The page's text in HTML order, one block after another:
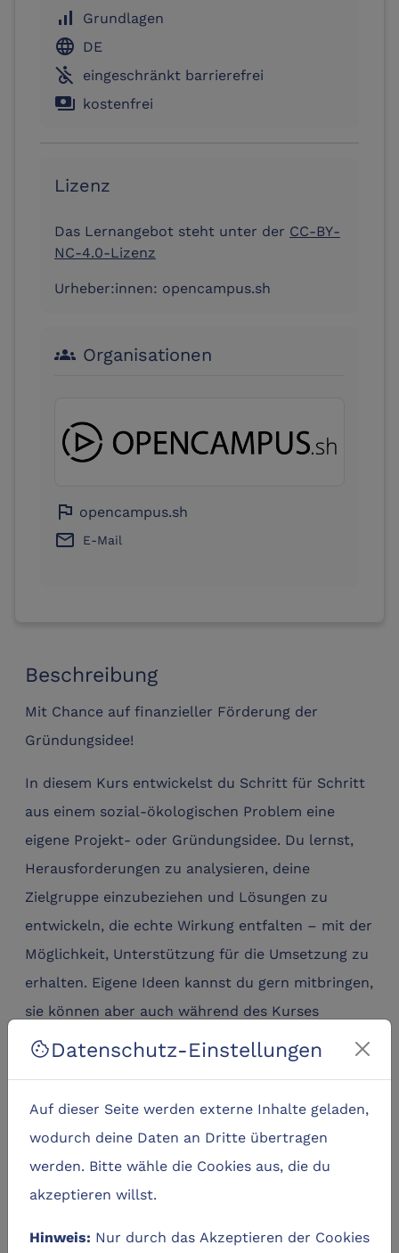
cookieDatenschutz-Einstellungen
Auf dieser Seite werden externe Inhalte geladen,
wodurch deine Daten an Dritte übertragen
werden. Bitte wähle die Cookies aus, die du
akzeptieren willst.
Hinweis: Nur durch das Akzeptieren der Cookies
Beschreibung
Mit Chance auf finanzieller Förderung der
Gründungsidee!
In diesem Kurs entwickelst du Schritt für Schritt
aus einem sozial-ökologischen Problem eine
eigene Projekt- oder Gründungsidee. Du lernst,
Herausforderungen zu analysieren, deine
Zielgruppe einzubeziehen und Lösungen zu
entwickeln, die echte Wirkung entfalten – mit der
Möglichkeit, Unterstützung für die Umsetzung zu
erhalten. Eigene Ideen kannst du gern mitbringen,
sie können aber auch während des Kurses
entstehen.
Lernziele:
Grundlagen zu Geschäftsmodellentwicklung,
Marketing, Gründung und Steuern.
Eine Idee für ein Startup mithilfe des Lean-
Startup-Ansatzes zu konkretisieren und am
Markt zu testen.
dem Gründungsbereich ein Geschäftsmodell
signal_cellular_alt Grundlagen
language DE
not_accessible eingeschränkt barrierefrei
payments kostenfrei
Lizenz
Das Lernangebot steht unter der CC-BY-
NC-4.0-Lizenz
Urheber:innen: opencampus.sh
groups Organisationen
flag opencampus.sh
email E-Mail